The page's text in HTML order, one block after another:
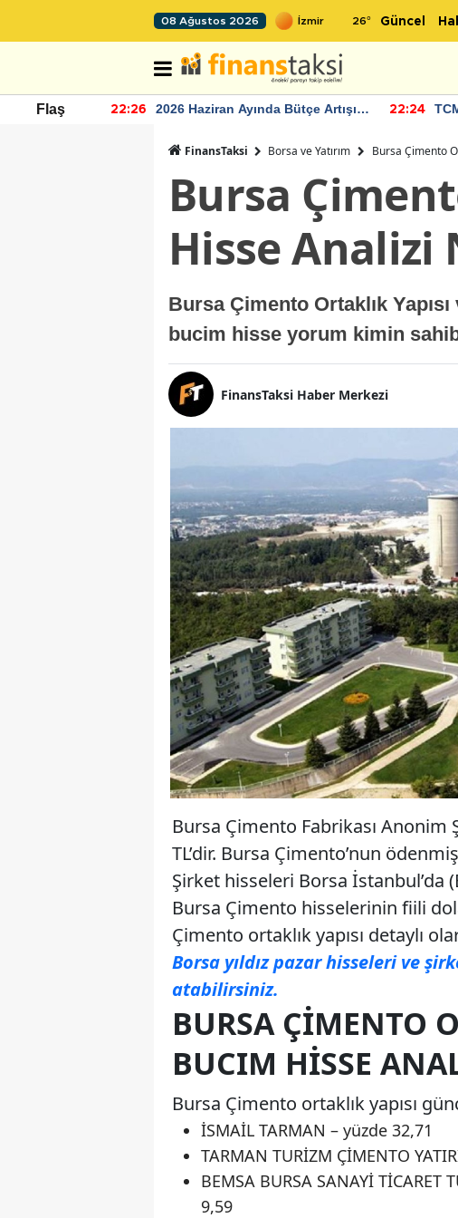
08 Ağustos 2026 26° Güncel
Flaş 22:26
2026 Haziran Ayında Bütçe Artışı
22:24
FinansTaksi Borsa ve Yatırım Bursa Çimento
Bursa
Hisse Analizi
Bursa Çimento Ortaklık
bucim hisse yorum kimin
FinansTaksi Haber Merkezi
Bursa Çimento Fabrikası Anonim
TL’dir. Bursa Çimento’nun
Şirket hisseleri Borsa İstanbul’da
Bursa Çimento hisselerinin fiili
Çimento ortaklık yapısı detaylı
Borsa yıldız pazar hisseleri ve
atabilirsiniz.
BURSA ÇIMENTO
BUCIM HISSE
Bursa Çimento ortaklık yapısı
İSMAİL TARMAN – yüzde 32,71
TARMAN TURİZM ÇİMENTO
BEMSA BURSA SANAYİ TİCARET
9,59